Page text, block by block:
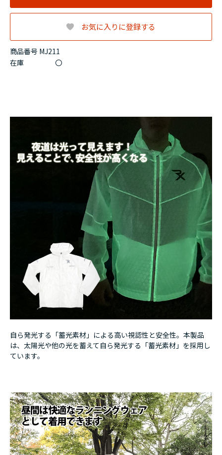
商品番号 MJ211
在庫 〇
お気に入りに登録する
自ら発光する「蓄光素材」による高い視認性と安全性。本製品
は、太陽光や他の光を蓄えて自ら発光する「蓄光素材」を採用し
ています。